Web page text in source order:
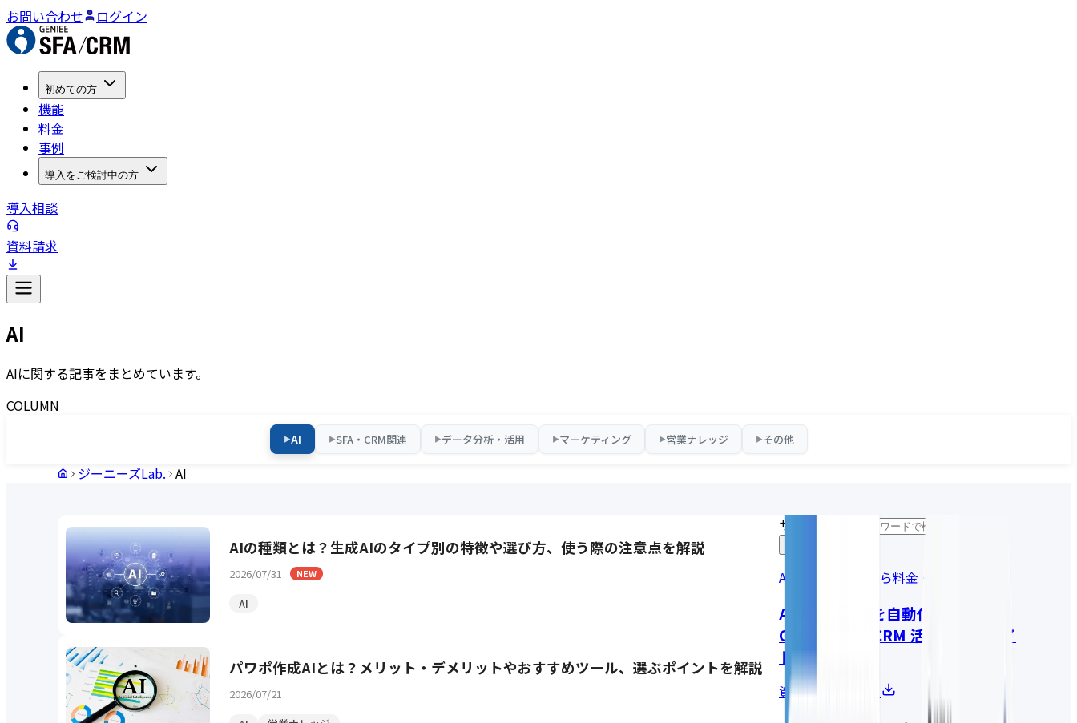
お問い合わせ ログイン
初めての方
機能
料金
事例
導入をご検討中の方
導入相談
資料請求
AI
AIに関する記事をまとめています。
COLUMN
▶AI ▶SFA・CRM関連 ▶データ分析・活用 ▶マーケティング ▶営業ナレッジ ▶その他
ジーニーズLab. AI
AIの種類とは？生成AIのタイプ別の特徴や選び方、使う際の注意点を解説
2026/07/31 NEW
AI
パワポ作成AIとは？メリット・デメリットやおすすめツール、選ぶポイントを解説
2026/07/21
サイト内検索
AI変革の全体像から料金・事例まで
AI社員で営業を自動化する
GENIEE SFA/CRM 活用・導入ガイ
ド
資料請求はこちら